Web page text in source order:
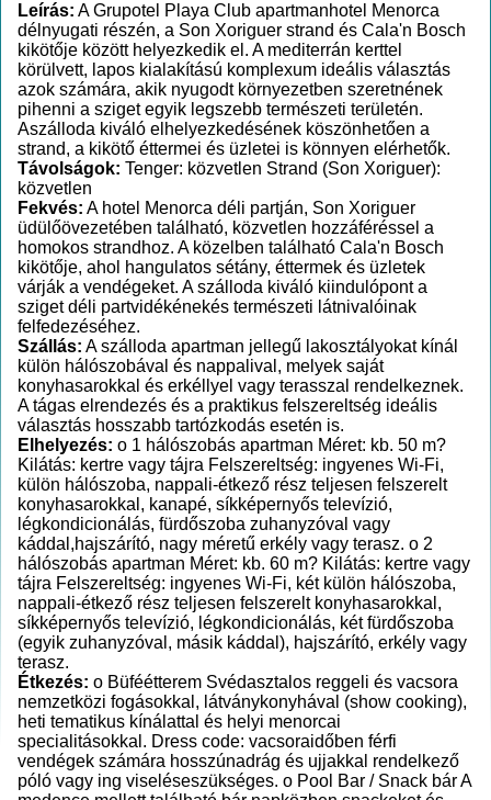
Leírás: A Grupotel Playa Club apartmanhotel Menorca
délnyugati részén, a Son Xoriguer strand és Cala'n Bosch
kikötője között helyezkedik el. A mediterrán kerttel
körülvett, lapos kialakítású komplexum ideális választás
azok számára, akik nyugodt környezetben szeretnének
pihenni a sziget egyik legszebb természeti területén.
Aszálloda kiváló elhelyezkedésének köszönhetően a
strand, a kikötő éttermei és üzletei is könnyen elérhetők.
Távolságok: Tenger: közvetlen Strand (Son Xoriguer):
közvetlen
Fekvés: A hotel Menorca déli partján, Son Xoriguer
üdülőövezetében található, közvetlen hozzáféréssel a
homokos strandhoz. A közelben található Cala'n Bosch
kikötője, ahol hangulatos sétány, éttermek és üzletek
várják a vendégeket. A szálloda kiváló kiindulópont a
sziget déli partvidékénekés természeti látnivalóinak
felfedezéséhez.
Szállás: A szálloda apartman jellegű lakosztályokat kínál
külön hálószobával és nappalival, melyek saját
konyhasarokkal és erkéllyel vagy terasszal rendelkeznek.
A tágas elrendezés és a praktikus felszereltség ideális
választás hosszabb tartózkodás esetén is.
Elhelyezés: o 1 hálószobás apartman Méret: kb. 50 m?
Kilátás: kertre vagy tájra Felszereltség: ingyenes Wi-Fi,
külön hálószoba, nappali-étkező rész teljesen felszerelt
konyhasarokkal, kanapé, síkképernyős televízió,
légkondicionálás, fürdőszoba zuhanyzóval vagy
káddal,hajszárító, nagy méretű erkély vagy terasz. o 2
hálószobás apartman Méret: kb. 60 m? Kilátás: kertre vagy
tájra Felszereltség: ingyenes Wi-Fi, két külön hálószoba,
nappali-étkező rész teljesen felszerelt konyhasarokkal,
síkképernyős televízió, légkondicionálás, két fürdőszoba
(egyik zuhanyzóval, másik káddal), hajszárító, erkély vagy
terasz.
Étkezés: o Büféétterem Svédasztalos reggeli és vacsora
nemzetközi fogásokkal, látványkonyhával (show cooking),
heti tematikus kínálattal és helyi menorcai
specialitásokkal. Dress code: vacsoraidőben férfi
vendégek számára hosszúnadrág és ujjakkal rendelkező
póló vagy ing viseléseszükséges. o Pool Bar / Snack bár A